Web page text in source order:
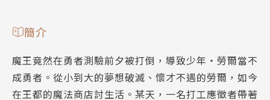
簡介
魔王竟然在勇者測驗前夕被打倒，導致少年‧勞爾當不
成勇者。從小到大的夢想破滅、懷才不遇的勞爾，如今
在王都的魔法商店討生活。某天，一名打工應徵者帶著